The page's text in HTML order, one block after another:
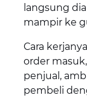
langsung
mampir ke
Cara
order
penjual,
pembeli